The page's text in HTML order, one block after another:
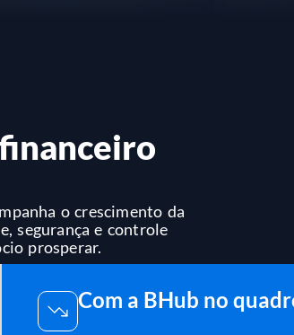
o crescimento da
segurança e controle
prosperar.
Com a BHub no